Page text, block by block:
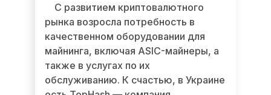
С развитием криптовалютного
рынка возросла потребность в
качественном оборудовании для
майнинга, включая ASIC-майнеры, а
также в услугах по их
обслуживанию. К счастью, в Украине